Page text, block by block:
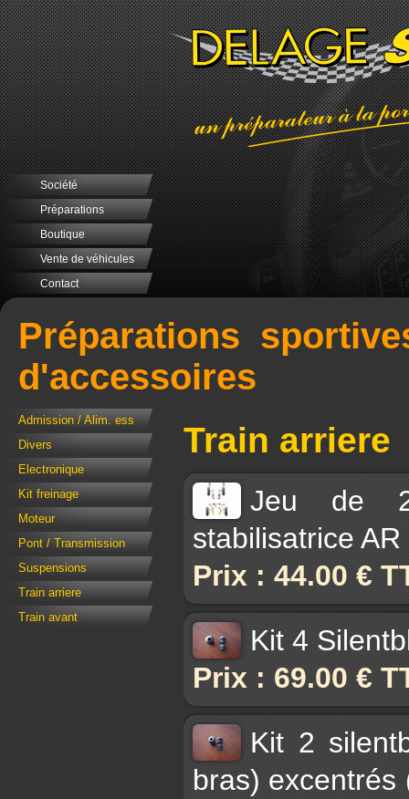
Société
Préparations
Boutique
Vente de véhicules
Contact
Préparations
d'accessoires
Admission / Alim. ess
Divers
Electronique
Kit freinage
Moteur
Pont / Transmission
Suspensions
Train arriere
Train avant
Train arriere
Jeu de 2
stabilisatrice
Prix : 44.00 €
Kit 4
Prix : 69.00 €
Kit 2
bras) excentrés